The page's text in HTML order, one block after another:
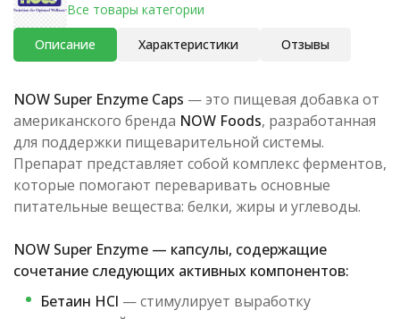
Все товары категории
Описание Характеристики Отзывы
NOW Super Enzyme Caps — это пищевая добавка от
американского бренда NOW Foods, разработанная
для поддержки пищеварительной системы.
Препарат представляет собой комплекс ферментов,
которые помогают переваривать основные
питательные вещества: белки, жиры и углеводы.
NOW Super Enzyme — капсулы, содержащие
сочетание следующих активных компонентов:
Бетаин HCl — стимулирует выработку